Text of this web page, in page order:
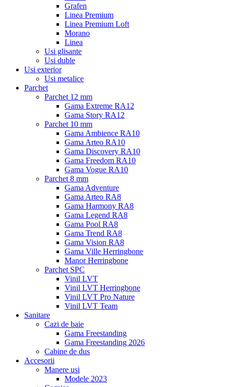
Grafen
Linea Premium
Linea Premium Loft
Morano
Linea
Usi glisante
Usi duble
Usi exterior
Usi metalice
Parchet
Parchet 12 mm
Gama Extreme RA12
Gama Story RA12
Parchet 10 mm
Gama Ambience RA10
Gama Arteo RA10
Gama Discovery RA10
Gama Freedom RA10
Gama Vogue RA10
Parchet 8 mm
Gama Adventure
Gama Arteo RA8
Gama Harmony RA8
Gama Legend RA8
Gama Pool RA8
Gama Trend RA8
Gama Vision RA8
Gama Ville Herringbone
Manor Herringbone
Parchet SPC
Vinil LVT
Vinil LVT Herringbone
Vinil LVT Pro Nature
Vinil LVT Team
Sanitare
Cazi de baie
Gama Freestanding
Gama Freestanding 2026
Cabine de dus
Accesorii
Manere usi
Modele 2023